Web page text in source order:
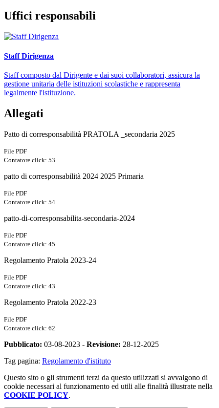
Uffici responsabili
Staff Dirigenza
Staff composto dal Dirigente e dai suoi collaboratori, assicura la
gestione unitaria delle istituzioni scolastiche e rappresenta
legalmente l'istituzione.
Allegati
Patto di corresponsabilità PRATOLA _secondaria 2025
File PDF
Contatore click: 53
patto di corresponsabilità 2024 2025 Primaria
File PDF
Contatore click: 54
patto-di-corresponsabilita-secondaria-2024
File PDF
Contatore click: 45
Regolamento Pratola 2023-24
File PDF
Contatore click: 43
Regolamento Pratola 2022-23
File PDF
Contatore click: 62
Pubblicato: 03-08-2023 - Revisione: 28-12-2025
Tag pagina: Regolamento d'istituto
Questo sito o gli strumenti terzi da questo utilizzati si avvalgono di
cookie necessari al funzionamento ed utili alle finalità illustrate nella
COOKIE POLICY.